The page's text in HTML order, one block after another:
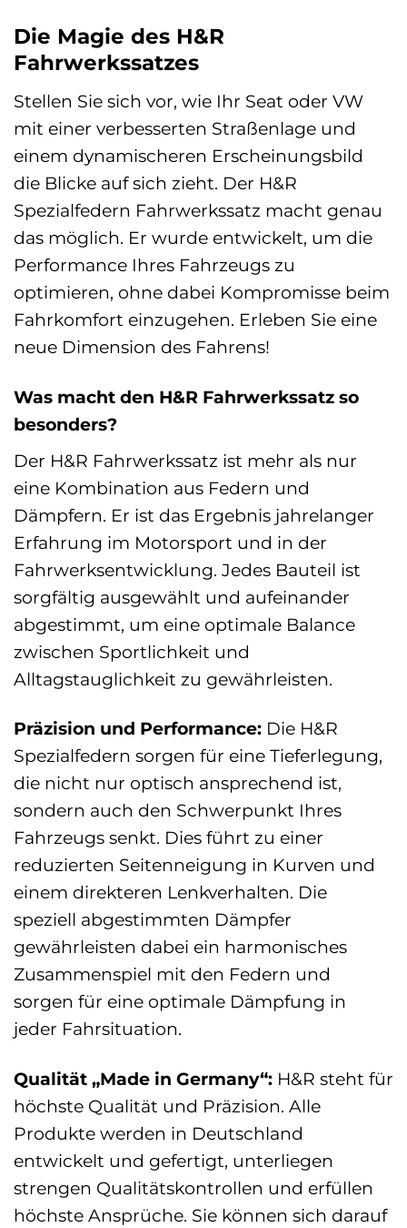
Die Magie des H&R
Fahrwerkssatzes
Stellen Sie sich vor, wie Ihr Seat oder VW
mit einer verbesserten Straßenlage und
einem dynamischeren Erscheinungsbild
die Blicke auf sich zieht. Der H&R
Spezialfedern Fahrwerkssatz macht genau
das möglich. Er wurde entwickelt, um die
Performance Ihres Fahrzeugs zu
optimieren, ohne dabei Kompromisse beim
Fahrkomfort einzugehen. Erleben Sie eine
neue Dimension des Fahrens!
Was macht den H&R Fahrwerkssatz so
besonders?
Der H&R Fahrwerkssatz ist mehr als nur
eine Kombination aus Federn und
Dämpfern. Er ist das Ergebnis jahrelanger
Erfahrung im Motorsport und in der
Fahrwerksentwicklung. Jedes Bauteil ist
sorgfältig ausgewählt und aufeinander
abgestimmt, um eine optimale Balance
zwischen Sportlichkeit und
Alltagstauglichkeit zu gewährleisten.
Präzision und Performance: Die H&R
Spezialfedern sorgen für eine Tieferlegung,
die nicht nur optisch ansprechend ist,
sondern auch den Schwerpunkt Ihres
Fahrzeugs senkt. Dies führt zu einer
reduzierten Seitenneigung in Kurven und
einem direkteren Lenkverhalten. Die
speziell abgestimmten Dämpfer
gewährleisten dabei ein harmonisches
Zusammenspiel mit den Federn und
sorgen für eine optimale Dämpfung in
jeder Fahrsituation.
Qualität „Made in Germany“: H&R steht für
höchste Qualität und Präzision. Alle
Produkte werden in Deutschland
entwickelt und gefertigt, unterliegen
strengen Qualitätskontrollen und erfüllen
höchste Ansprüche. Sie können sich darauf